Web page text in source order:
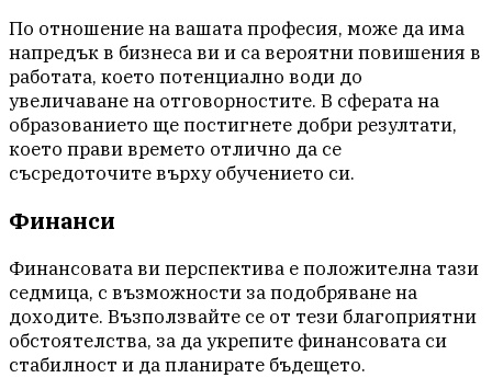
По отношение на вашата професия, може да има
напредък в бизнеса ви и са вероятни повишения в
работата, което потенциално води до
увеличаване на отговорностите. В сферата на
образованието ще постигнете добри резултати,
което прави времето отлично да се
съсредоточите върху обучението си.
Финанси
Финансовата ви перспектива е положителна тази
седмица, с възможности за подобряване на
доходите. Възползвайте се от тези благоприятни
обстоятелства, за да укрепите финансовата си
стабилност и да планирате бъдещето.